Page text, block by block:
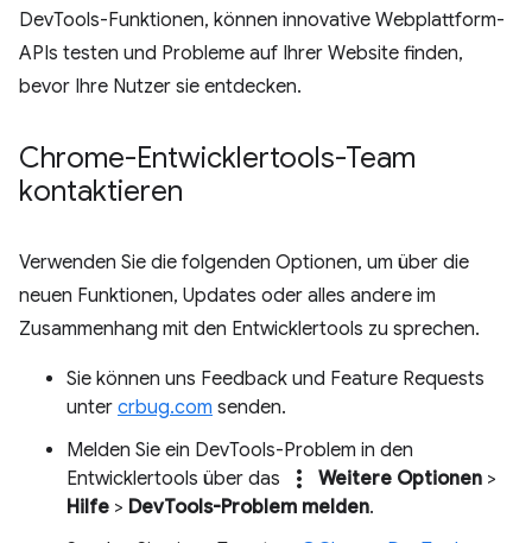
DevTools-Funktionen, können innovative Webplattform-
APIs testen und Probleme auf Ihrer Website finden,
bevor Ihre Nutzer sie entdecken.
Chrome-Entwicklertools-Team
kontaktieren
Verwenden Sie die folgenden Optionen, um über die
neuen Funktionen, Updates oder alles andere im
Zusammenhang mit den Entwicklertools zu sprechen.
Sie können uns Feedback und Feature Requests
unter crbug.com senden.
Melden Sie ein DevTools-Problem in den
Entwicklertools über das
more_vert Weitere Optionen >
Hilfe > DevTools-Problem melden.